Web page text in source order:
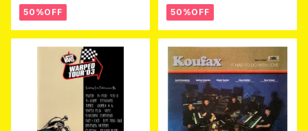
50%OFF 50%OFF